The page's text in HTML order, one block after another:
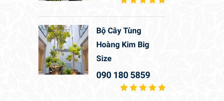
Bộ Cây Tùng
Hoàng Kim Big
Size
090 180 5859